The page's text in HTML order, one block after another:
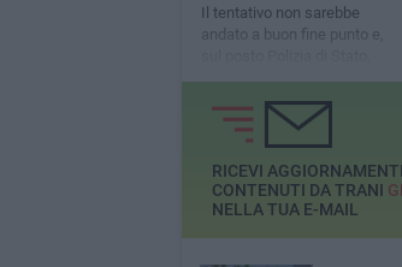
Il tentativo non sarebbe
andato a buon fine punto e,
Carabinieri e Vigili del fuoco
RICEVI
CONTENUTI DA TRANI
NELLA TUA E-MAIL